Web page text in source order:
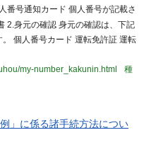
番号通知カード 個人番号が記載さ
2.身元の確認 身元の確認は、下記
個人番号カード 運転免許証 運転
my-number_kakunin.html
種
」に係る諸手続方法につい